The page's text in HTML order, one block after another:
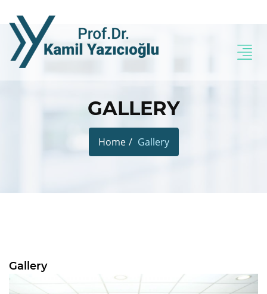
GALLERY
Home Gallery
Gallery